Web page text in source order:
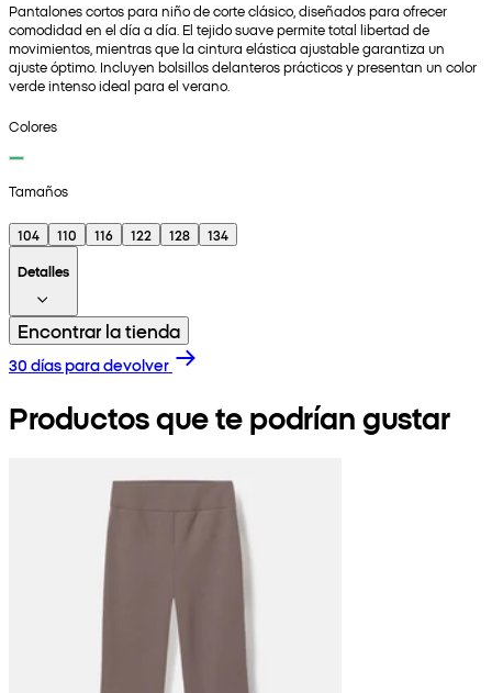
Pantalones cortos para niño de corte clásico, diseñados para ofrecer
comodidad en el día a día. El tejido suave permite total libertad de
movimientos, mientras que la cintura elástica ajustable garantiza un
ajuste óptimo. Incluyen bolsillos delanteros prácticos y presentan un color
verde intenso ideal para el verano.
Colores
Tamaños
104 110 116 122 128
134
Detalles
Encontrar la tienda
30 días para devolver
Productos que te podrían gustar